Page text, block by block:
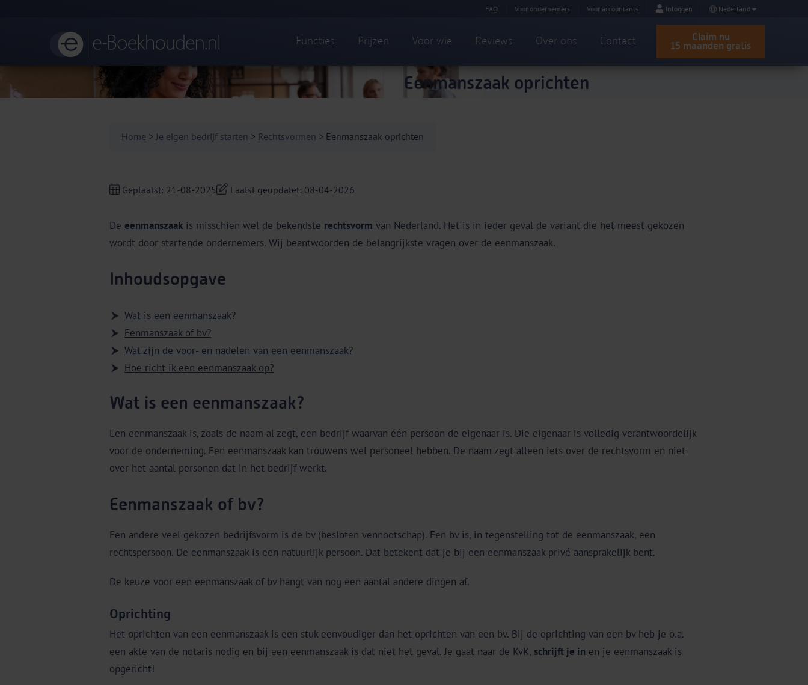
FAQ Voor ondernemers Voor accountants Inloggen Nederland
Claim nu
15 maanden gratis
Functies Prijzen Voor wie Reviews Over ons Contact
Eenmanszaak oprichten
Home > Je eigen bedrijf starten > Rechtsvormen > Eenmanszaak oprichten
Geplaatst: 21-08-2025 Laatst geüpdatet: 08-04-2026
De eenmanszaak is misschien wel de bekendste rechtsvorm van Nederland. Het is in ieder geval de variant die het meest gekozen
wordt door startende ondernemers. Wij beantwoorden de belangrijkste vragen over de eenmanszaak.
Inhoudsopgave
Wat is een eenmanszaak?
Eenmanszaak of bv?
Wat zijn de voor- en nadelen van een eenmanszaak?
Hoe richt ik een eenmanszaak op?
Wat is een eenmanszaak?
Een eenmanszaak is, zoals de naam al zegt, een bedrijf waarvan één persoon de eigenaar is. Die eigenaar is volledig verantwoordelijk
voor de onderneming. Een eenmanszaak kan trouwens wel personeel hebben. De naam zegt alleen iets over de rechtsvorm en niet
over het aantal personen dat in het bedrijf werkt.
Eenmanszaak of bv?
Een andere veel gekozen bedrijfsvorm is de bv (besloten vennootschap). Een bv is, in tegenstelling tot de eenmanszaak, een
rechtspersoon. De eenmanszaak is een natuurlijk persoon. Dat betekent dat je bij een eenmanszaak privé aansprakelijk bent.
De keuze voor een eenmanszaak of bv hangt van nog een aantal andere dingen af.
Oprichting
Het oprichten van een eenmanszaak is een stuk eenvoudiger dan het oprichten van een bv. Bij de oprichting van een bv heb je o.a.
een akte van de notaris nodig en bij een eenmanszaak is dat niet het geval. Je gaat naar de KvK, schrijft je in en je eenmanszaak is
opgericht!